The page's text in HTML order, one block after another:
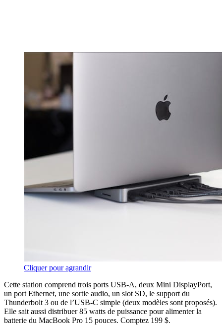
Cliquer pour agrandir
Cette station comprend trois ports USB-A, deux Mini DisplayPort,
un port Ethernet, une sortie audio, un slot SD, le support du
Thunderbolt 3 ou de l’USB-C simple (deux modèles sont proposés).
Elle sait aussi distribuer 85 watts de puissance pour alimenter la
batterie du MacBook Pro 15 pouces. Comptez 199 $.